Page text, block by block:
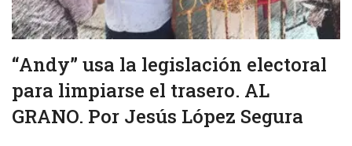
“Andy” usa la legislación electoral
para limpiarse el trasero. AL
GRANO. Por Jesús López Segura